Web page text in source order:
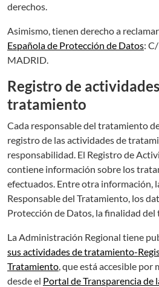
derechos.
Asimismo, tienen derecho a
Española de Protección de Datos:
MADRID.
Registro de
tratamiento
Cada responsable del tratamiento
registro de las actividades de
responsabilidad. El Registro de
contiene información sobre los
efectuados. Entre otra información,
Responsable del Tratamiento, los
Protección de Datos, la finalidad
La Administración Regional tiene
sus actividades de tratamiento-
Tratamiento, que está accesible por
desde el Portal de Transparencia de